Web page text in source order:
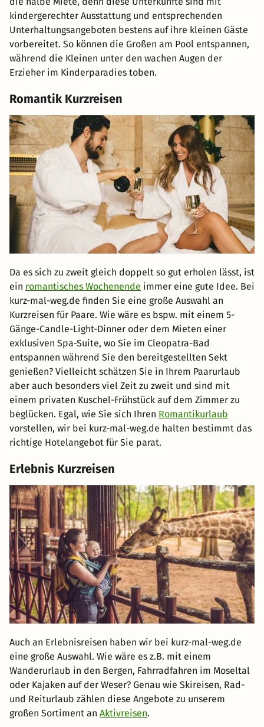
kindergerechter Ausstattung und entsprechenden
Unterhaltungsangeboten bestens auf ihre kleinen Gäste
vorbereitet. So können die Großen am Pool entspannen,
während die Kleinen unter den wachen Augen der
Erzieher im Kinderparadies toben.
Romantik Kurzreisen
Da es sich zu zweit gleich doppelt so gut erholen lässt, ist
ein romantisches Wochenende immer eine gute Idee. Bei
kurz-mal-weg.de finden Sie eine große Auswahl an
Kurzreisen für Paare. Wie wäre es bspw. mit einem 5-
Gänge-Candle-Light-Dinner oder dem Mieten einer
exklusiven Spa-Suite, wo Sie im Cleopatra-Bad
entspannen während Sie den bereitgestellten Sekt
genießen? Vielleicht schätzen Sie in Ihrem Paarurlaub
aber auch besonders viel Zeit zu zweit und sind mit
einem privaten Kuschel-Frühstück auf dem Zimmer zu
beglücken. Egal, wie Sie sich Ihren Romantikurlaub
vorstellen, wir bei kurz-mal-weg.de halten bestimmt das
richtige Hotelangebot für Sie parat.
Erlebnis Kurzreisen
Auch an Erlebnisreisen haben wir bei kurz-mal-weg.de
eine große Auswahl. Wie wäre es z.B. mit einem
Wanderurlaub in den Bergen, Fahrradfahren im Moseltal
oder Kajaken auf der Weser? Genau wie Skireisen, Rad-
und Reiturlaub zählen diese Angebote zu unserem
großen Sortiment an Aktivreisen.